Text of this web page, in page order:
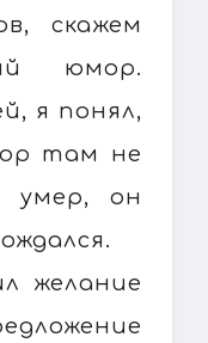
скажем
юмор.
я понял,
там не
он
желание